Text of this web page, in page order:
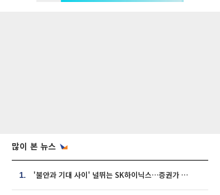
많이 본 뉴스
1. '불안과 기대 사이' 널뛰는 SK하이닉스…증권가 "HBM4·LTA 기반 펀터멘털 견고"